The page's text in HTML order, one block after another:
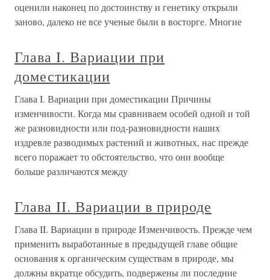
оценили наконец по достоинству и генетику открыли
заново, далеко не все ученые были в восторге. Многие
Глава I. Вариации при
доместикации
Глава I. Вариации при доместикации Причины
изменчивости. Когда мы сравниваем особей одной и той
же разновидности или под-разновидности наших
издревле разводимых растений и животных, нас прежде
всего поражает то обстоятельство, что они вообще
больше различаются между
Глава II. Вариации в природе
Глава II. Вариации в природе Изменчивость. Прежде чем
применить выработанные в предыдущей главе общие
основания к органическим существам в природе, мы
должны вкратце обсудить, подвержены ли последние